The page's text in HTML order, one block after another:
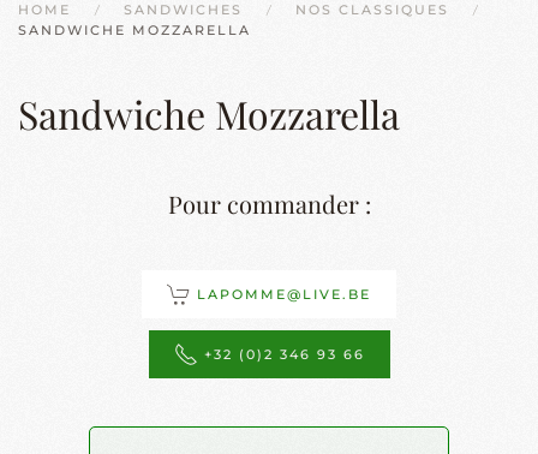
HOME SANDWICHES
NOS CLASSIQUES
SANDWICHE MOZZARELLA
Sandwiche Mozzarella
Pour commander :
LAPOMME@LIVE.BE
+32 (0)2 346 93 66